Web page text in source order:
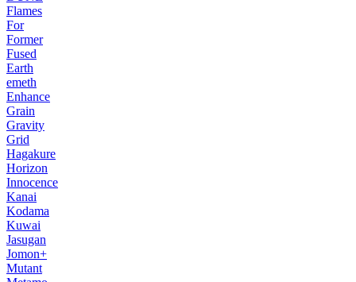
Flames
For
Former
Fused
Earth
emeth
Enhance
Grain
Gravity
Grid
Hagakure
Horizon
Innocence
Kanai
Kodama
Kuwai
Jasugan
Jomon+
Mutant